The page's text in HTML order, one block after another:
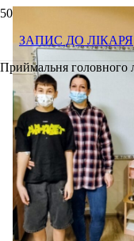
ЗАПИС ДО ЛІКАРЯ
Приймальня головного